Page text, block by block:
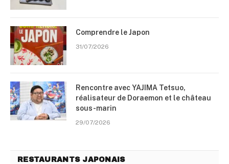
Comprendre le Japon
31/07/2026
Rencontre avec YAJIMA Tetsuo,
réalisateur de Doraemon et le château
sous-marin
29/07/2026
RESTAURANTS JAPONAIS